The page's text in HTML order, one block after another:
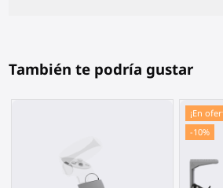
También te podría gustar
¡En
-10%